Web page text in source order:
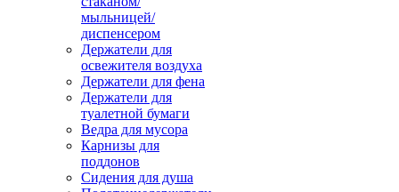
мыльницей/
диспенсером
Держатели для
освежителя воздуха
Держатели для фена
Держатели для
туалетной бумаги
Ведра для мусора
Карнизы для
поддонов
Сидения для душа